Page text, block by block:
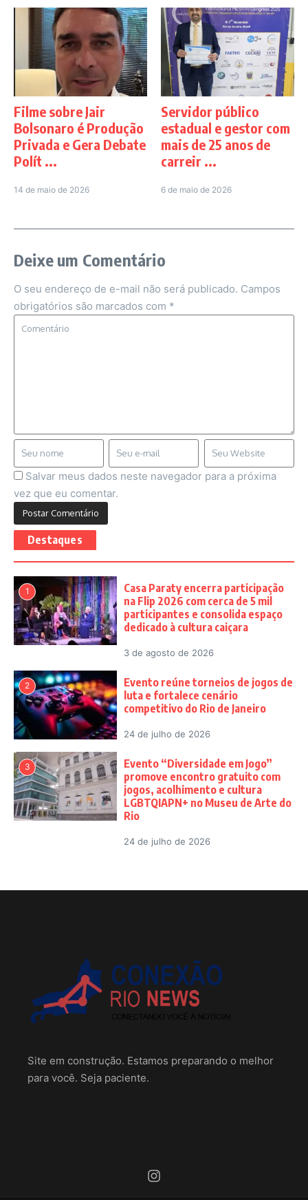
Filme sobre Jair
Bolsonaro é Produção
Privada e Gera Debate
Polít ...
14 de maio de 2026
Servidor público
estadual e gestor com
mais de 25 anos de
carreir ...
6 de maio de 2026
Deixe um Comentário
O seu endereço de e-mail não será publicado. Campos
obrigatórios são marcados com *
Salvar meus dados neste navegador para a próxima
vez que eu comentar.
Destaques
1
Casa Paraty encerra participação
na Flip 2026 com cerca de 5 mil
participantes e consolida espaço
dedicado à cultura caiçara
3 de agosto de 2026
2
Evento reúne torneios de jogos de
luta e fortalece cenário
competitivo do Rio de Janeiro
24 de julho de 2026
3
Evento “Diversidade em Jogo”
promove encontro gratuito com
jogos, acolhimento e cultura
LGBTQIAPN+ no Museu de Arte do
Rio
24 de julho de 2026
Site em construção. Estamos preparando o melhor
para você. Seja paciente.